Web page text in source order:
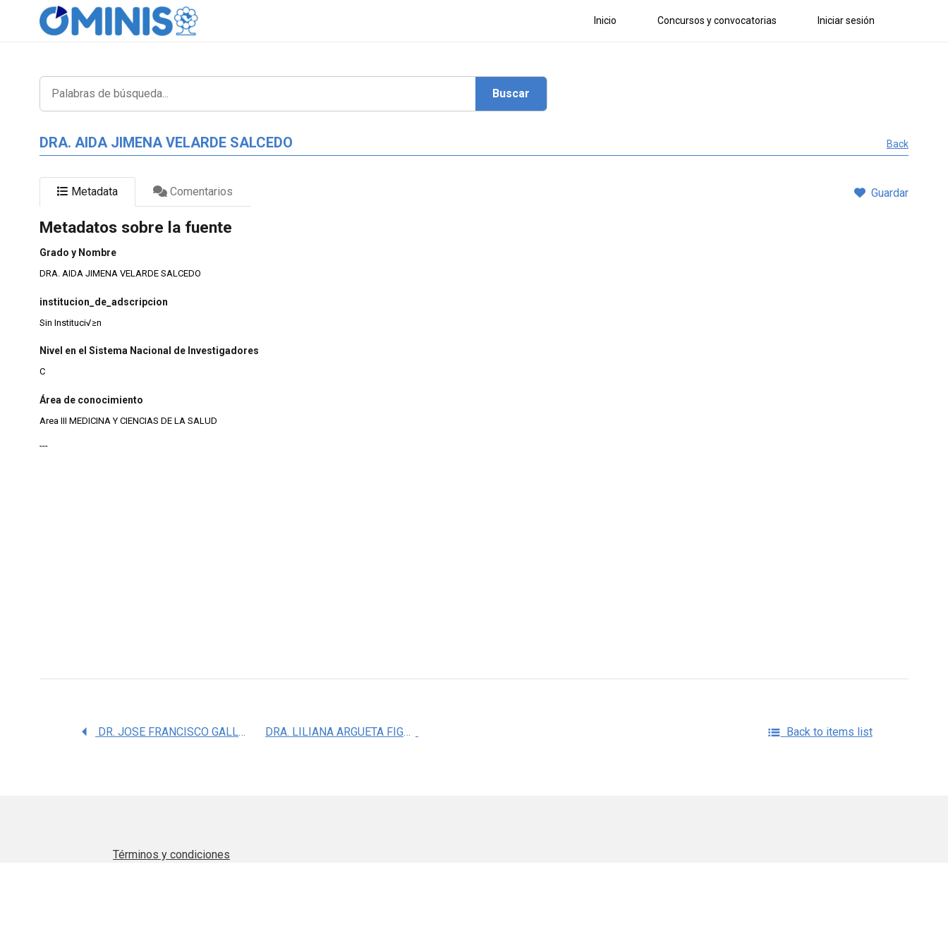
Inicio Concursos y convocatorias Iniciar sesión
DRA. AIDA JIMENA VELARDE SALCEDO Back
Metadata Comentarios Guardar
Metadatos sobre la fuente
Grado y Nombre
DRA. AIDA JIMENA VELARDE SALCEDO
institucion_de_adscripcion
Sin Instituci√≥n
Nivel en el Sistema Nacional de Investigadores
C
Área de conocimiento
Area III MEDICINA Y CIENCIAS DE LA SALUD
---
DR. JOSE FRANCISCO GALLARDO VERA DRA. LILIANA ARGUETA FIGUEROA Back to items list
Términos y condiciones